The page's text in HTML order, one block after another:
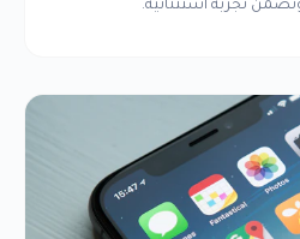
تجربة استثنائية.